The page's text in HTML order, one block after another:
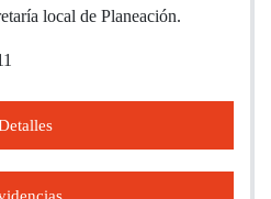
local de Planeación.